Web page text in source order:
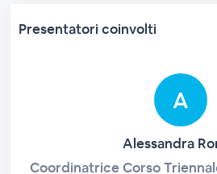
Presentatori coinvolti
Alessandra
Coordinatrice Corso